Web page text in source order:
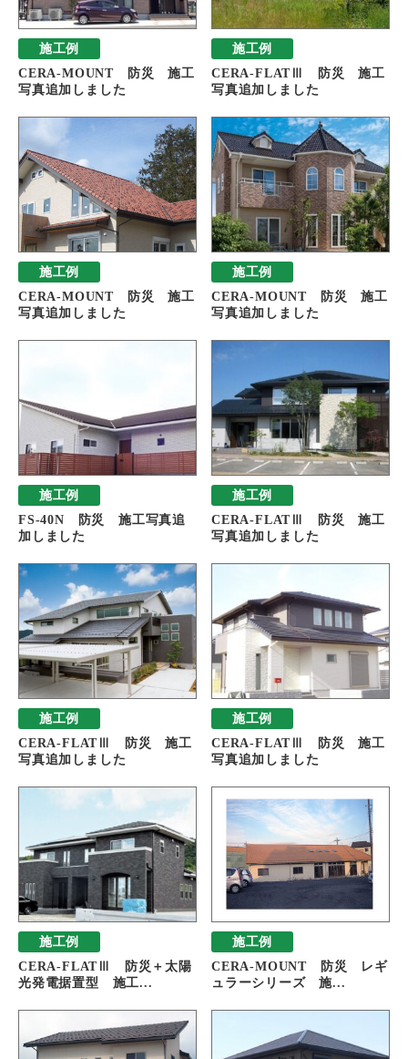
施工例
CERA-MOUNT 防災 施工
写真追加しました
施工例
CERA-FLATⅢ 防災 施工
写真追加しました
施工例
CERA-MOUNT 防災 施工
写真追加しました
施工例
CERA-MOUNT 防災 施工
写真追加しました
施工例
FS-40N 防災 施工写真追
加しました
施工例
CERA-FLATⅢ 防災 施工
写真追加しました
施工例
CERA-FLATⅢ 防災 施工
写真追加しました
施工例
CERA-FLATⅢ 防災 施工
写真追加しました
施工例
CERA-FLATⅢ 防災＋太陽
光発電据置型 施工...
施工例
CERA-MOUNT 防災 レギ
ュラーシリーズ 施...